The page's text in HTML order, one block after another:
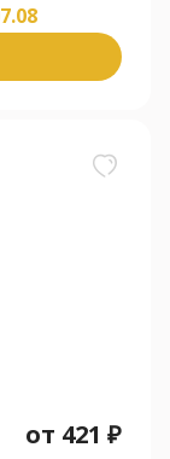
от 421 ₽